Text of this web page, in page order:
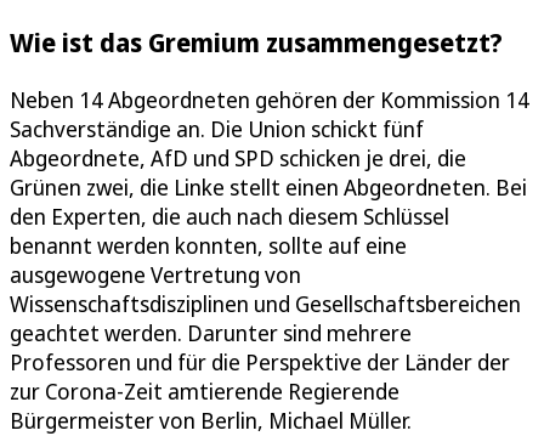
Wie ist das Gremium zusammengesetzt?
Neben 14 Abgeordneten gehören der Kommission 14
Sachverständige an. Die Union schickt fünf
Abgeordnete, AfD und SPD schicken je drei, die
Grünen zwei, die Linke stellt einen Abgeordneten. Bei
den Experten, die auch nach diesem Schlüssel
benannt werden konnten, sollte auf eine
ausgewogene Vertretung von
Wissenschaftsdisziplinen und Gesellschaftsbereichen
geachtet werden. Darunter sind mehrere
Professoren und für die Perspektive der Länder der
zur Corona-Zeit amtierende Regierende
Bürgermeister von Berlin, Michael Müller.